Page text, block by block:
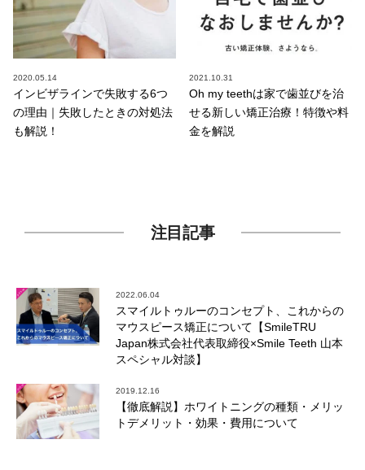
2020.05.14
インビザラインで失敗する6つ
の理由｜失敗したときの対処法
も解説！
2021.10.31
Oh my teethは家で歯並びを治
せる新しい矯正治療！特徴や料
金を解説
注目記事
2022.06.04
スマイルトゥルーのコンセプト、これからの
マウスピース矯正について【SmileTRU
Japan株式会社代表取締役×Smile Teeth 山本
スペシャル対談】
2019.12.16
【徹底解説】ホワイトニングの種類・メリッ
トデメリット・効果・費用について